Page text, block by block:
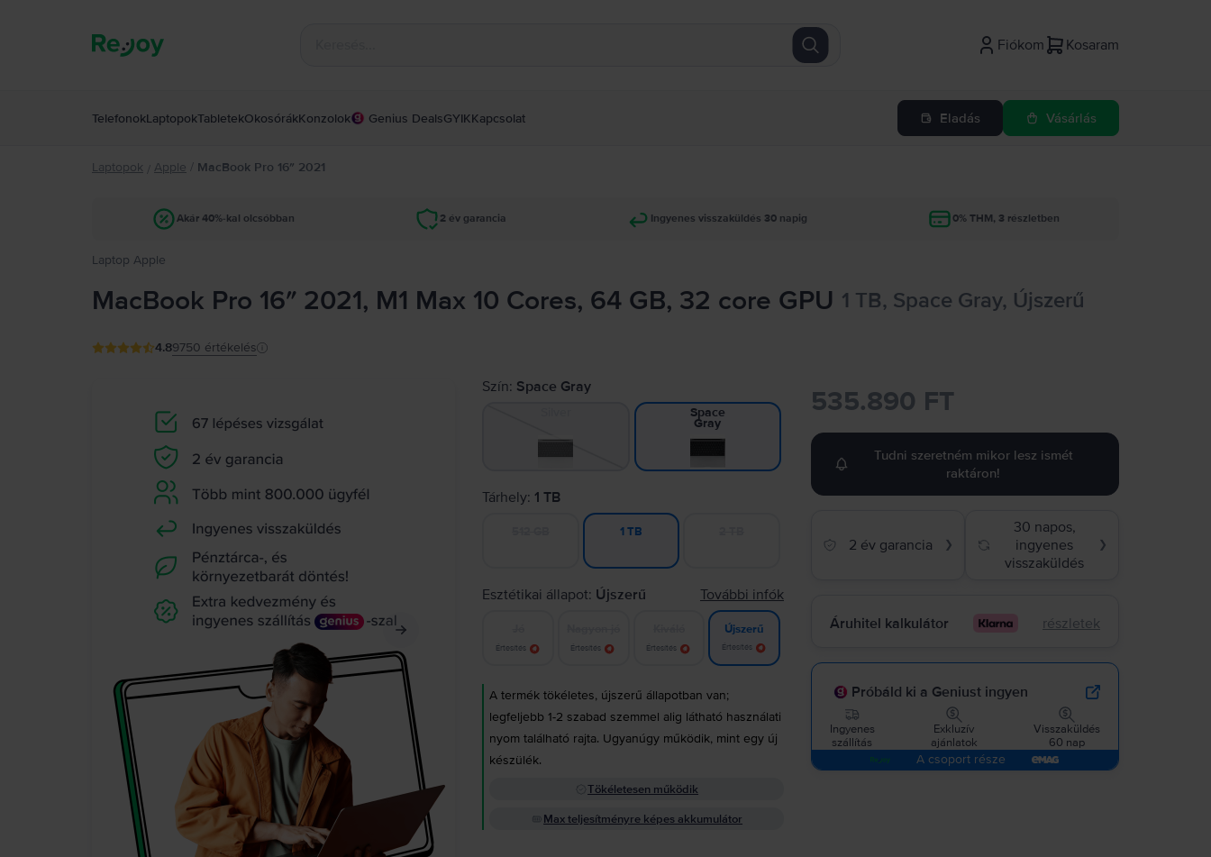
Fiókom Kosaram
TelefonokLaptopokTabletekOkosórákKonzolok Genius DealsGYIKKapcsolat Eladás Vásárlás
Laptopok / Apple / MacBook Pro 16″ 2021
Akár 40%-kal olcsóbban 2 év garancia Ingyenes visszaküldés 30 napig 0% THM, 3 részletben
Laptop Apple
MacBook Pro 16″ 2021, M1 Max 10 Cores, 64 GB, 32 core GPU 1 TB, Space Gray, Újszerű
4.89750 értékelés
Szín: Space Gray
Space
Gray
Tárhely: 1 TB
1 TB
Esztétikai állapot: Újszerű További infók
Értesítés Értesítés Értesítés
Újszerű
Értesítés
A termék tökéletes, újszerű állapotban van;
legfeljebb 1-2 szabad szemmel alig látható használati
nyom található rajta. Ugyanúgy működik, mint egy új
készülék.
Tökéletesen működik
Max teljesítményre képes akkumulátor
535.890 FT
Tudni szeretném mikor lesz ismét
raktáron!
2 év garancia ❯
30 napos,
ingyenes
visszaküldés
❯
Áruhitel kalkulátor részletek
Próbáld ki a Geniust ingyen
Ingyenes
szállítás
Exkluzív
ajánlatok
Visszaküldés
60 nap
A csoport része